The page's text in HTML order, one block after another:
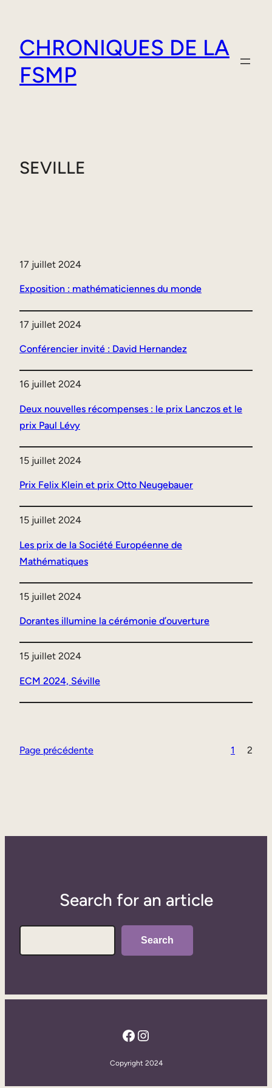
contenu
CHRONIQUES DE LA
FSMP
SEVILLE
17 juillet 2024
Exposition : mathématiciennes du monde
17 juillet 2024
Conférencier invité : David Hernandez
16 juillet 2024
Deux nouvelles récompenses : le prix Lanczos et le
prix Paul Lévy
15 juillet 2024
Prix Felix Klein et prix Otto Neugebauer
15 juillet 2024
Les prix de la Société Européenne de
Mathématiques
15 juillet 2024
Dorantes illumine la cérémonie d’ouverture
15 juillet 2024
ECM 2024, Séville
Page précédente 1 2
Search for an article
Search
Facebook
Instagram
Copyright 2024